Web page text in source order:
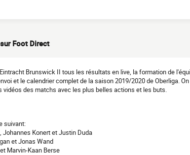
Foot Direct
Brunswick II tous les résultats en live, la formation de
et le calendrier complet de la saison 2019/2020 de Oberliga.
vidéos des matchs avec les plus belles actions et les buts.
suivant:
Johannes Konert et Justin Duda
et Jonas Wand
Marvin-Kaan Berse